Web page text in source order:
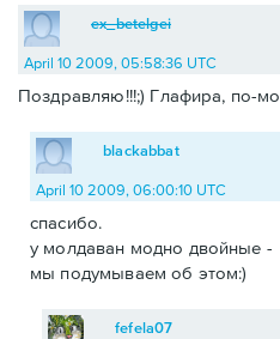
ex_betelgei
April 10 2009, 05:58:36 UTC
Поздравляю!!!;) Глафира, по-
blackabbat
April 10 2009, 06:00:10 UTC
спасибо.
у молдаван модно двойные -
мы подумываем об этом:)
fefela07